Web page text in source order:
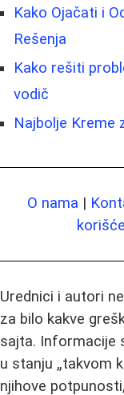
Kako Ojačati i
Rešenja
Kako rešiti
vodič
Najbolje Kreme
O nama |
Urednici i autori
za bilo kakve
sajta. Informacije
u stanju „takvom
njihove